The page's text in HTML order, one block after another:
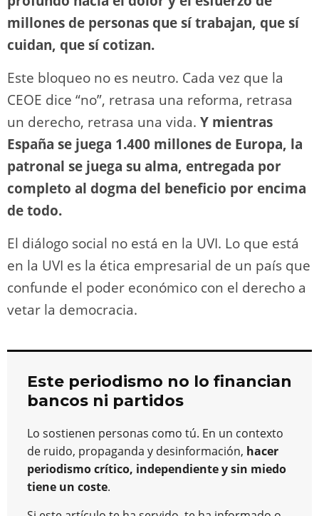
millones de personas que sí trabajan, que sí
cuidan, que sí cotizan.
Este bloqueo no es neutro. Cada vez que la
CEOE dice “no”, retrasa una reforma, retrasa
un derecho, retrasa una vida. Y mientras
España se juega 1.400 millones de Europa, la
patronal se juega su alma, entregada por
completo al dogma del beneficio por encima
de todo.
El diálogo social no está en la UVI. Lo que está
en la UVI es la ética empresarial de un país que
confunde el poder económico con el derecho a
vetar la democracia.
Este periodismo no lo financian
bancos ni partidos
Lo sostienen personas como tú. En un contexto
de ruido, propaganda y desinformación, hacer
periodismo crítico, independiente y sin miedo
tiene un coste.